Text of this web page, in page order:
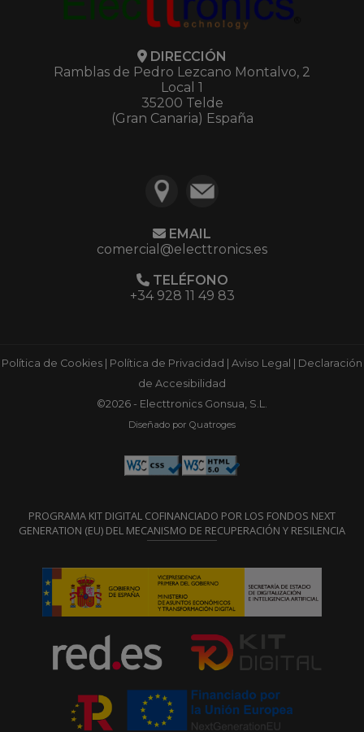
DIRECCIÓN
Ramblas de Pedro Lezcano Montalvo, 2
Local 1
35200 Telde
(Gran Canaria) España
EMAIL
comercial@electtronics.es
TELÉFONO
+34 928 11 49 83
Política de Cookies Política de Privacidad Aviso Legal
Declaración
de Accesibilidad
©2026 - Electtronics Gonsua, S.L.
Diseñado por Quatroges
PROGRAMA KIT DIGITAL COFINANCIADO POR LOS FONDOS NEXT
GENERATION (EU) DEL MECANISMO DE RECUPERACIÓN Y RESILENCIA